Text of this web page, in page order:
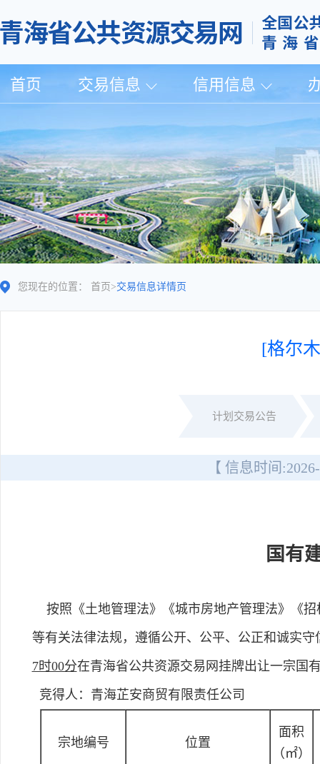
首页 交易信息 信用信息
您现在的位置： 首页 >交易信息详情页
[格尔
计划交易公告
【 信息时间:
国有
按照《土地管理法》《城市房地产管理法》《
等有关法律法规，遵循公开、公平、公正和诚实守
7时00分在青海省公共资源交易网挂牌出让一宗国
竞得人：青海芷安商贸有限责任公司
宗地编号 位置
面积
（㎡）